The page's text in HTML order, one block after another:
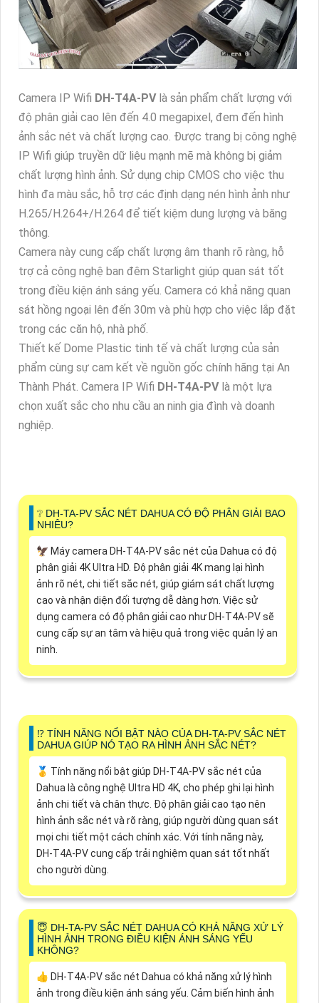
Camera IP Wifi DH-T4A-PV là sản phẩm chất lượng với
độ phân giải cao lên đến 4.0 megapixel, đem đến hình
ảnh sắc nét và chất lượng cao. Được trang bị công nghệ
IP Wifi giúp truyền dữ liệu mạnh mẽ mà không bị giảm
chất lượng hình ảnh. Sử dụng chip CMOS cho việc thu
hình đa màu sắc, hỗ trợ các định dạng nén hình ảnh như
H.265/H.264+/H.264 để tiết kiệm dung lượng và băng
thông.
Camera này cung cấp chất lượng âm thanh rõ ràng, hỗ
trợ cả công nghệ ban đêm Starlight giúp quan sát tốt
trong điều kiện ánh sáng yếu. Camera có khả năng quan
sát hồng ngoại lên đến 30m và phù hợp cho việc lắp đặt
trong các căn hộ, nhà phố.
Thiết kế Dome Plastic tinh tế và chất lượng của sản
phẩm cùng sự cam kết về nguồn gốc chính hãng tại An
Thành Phát. Camera IP Wifi DH-T4A-PV là một lựa
chọn xuất sắc cho nhu cầu an ninh gia đình và doanh
nghiệp.
❔ DH-TA-PV SẮC NÉT DAHUA CÓ ĐỘ PHÂN GIẢI BAO
NHIÊU?
🦅 Máy camera DH-T4A-PV sắc nét của Dahua có độ
phân giải 4K Ultra HD. Độ phân giải 4K mang lại hình
ảnh rõ nét, chi tiết sắc nét, giúp giám sát chất lượng
cao và nhận diện đối tượng dễ dàng hơn. Việc sử
dụng camera có độ phân giải cao như DH-T4A-PV sẽ
cung cấp sự an tâm và hiệu quả trong việc quản lý an
ninh.
⁉️ TÍNH NĂNG NỔI BẬT NÀO CỦA DH-TA-PV SẮC NÉT
DAHUA GIÚP NÓ TẠO RA HÌNH ẢNH SẮC NÉT?
🥇 Tính năng nổi bật giúp DH-T4A-PV sắc nét của
Dahua là công nghệ Ultra HD 4K, cho phép ghi lại hình
ảnh chi tiết và chân thực. Độ phân giải cao tạo nên
hình ảnh sắc nét và rõ ràng, giúp người dùng quan sát
mọi chi tiết một cách chính xác. Với tính năng này,
DH-T4A-PV cung cấp trải nghiệm quan sát tốt nhất
cho người dùng.
😇 DH-TA-PV SẮC NÉT DAHUA CÓ KHẢ NĂNG XỬ LÝ
HÌNH ẢNH TRONG ĐIỀU KIỆN ÁNH SÁNG YẾU
KHÔNG?
👍 DH-T4A-PV sắc nét Dahua có khả năng xử lý hình
ảnh trong điều kiện ánh sáng yếu. Cảm biến hình ảnh